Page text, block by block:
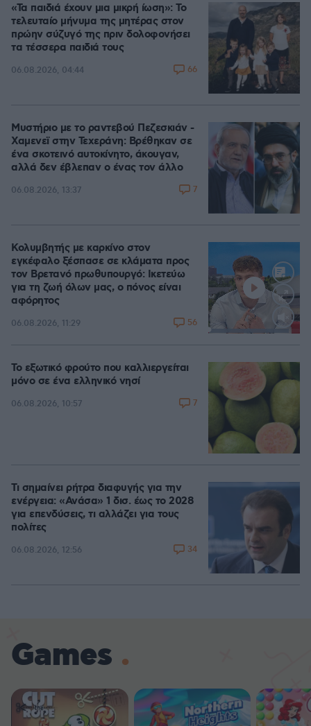
«Τα παιδιά έχουν μια μικρή ίωση»: Το
τελευταίο μήνυμα της μητέρας στον
πρώην σύζυγό της πριν δολοφονήσει
τα τέσσερα παιδιά τους
06.08.2026, 04:44 66
Μυστήριο με το ραντεβού Πεζεσκιάν -
Χαμενεϊ στην Τεχεράνη: Βρέθηκαν σε
ένα σκοτεινό αυτοκίνητο, άκουγαν,
αλλά δεν έβλεπαν ο ένας τον άλλο
06.08.2026, 13:37 7
Loaded
Κολυμβητής με καρκίνο στον
εγκέφαλο ξέσπασε σε κλάματα προς
τον Βρετανό πρωθυπουργό: Ικετεύω
για τη ζωή όλων μας, ο πόνος είναι
αφόρητος
06.08.2026, 11:29 56
Το εξωτικό φρούτο που καλλιεργείται
μόνο σε ένα ελληνικό νησί
06.08.2026, 10:57 7
Τι σημαίνει ρήτρα διαφυγής για την
ενέργεια: «Ανάσα» 1 δισ. έως το 2028
για επενδύσεις, τι αλλάζει για τους
πολίτες
06.08.2026, 12:56 34
Games